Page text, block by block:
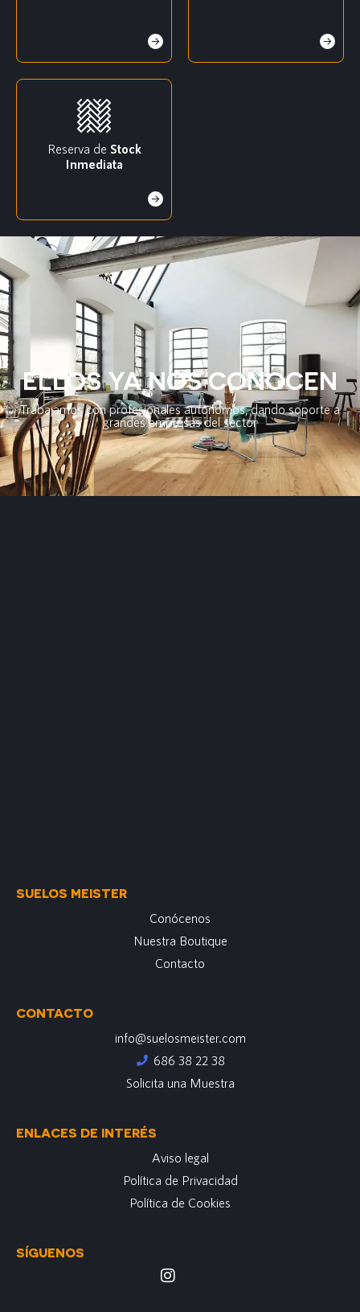
Reserva de Stock
Inmediata
ELLOS YA NOS CONOCEN
Trabajamos con profesionales autónomos, dando soporte a
grandes empresas del sector
SUELOS MEISTER
Conócenos
Nuestra Boutique
Contacto
CONTACTO
info@suelosmeister.com
686 38 22 38
Solicita una Muestra
ENLACES DE INTERÉS
Aviso legal
Política de Privacidad
Política de Cookies
SÍGUENOS